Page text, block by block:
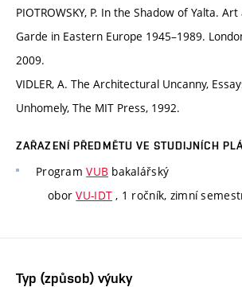
PIOTROWSKY, P. In the Shadow of Yalta.
Garde in Eastern Europe 1945–1989.
2009.
VIDLER, A. The Architectural Uncanny,
Unhomely, The MIT Press, 1992.
ZAŘAZENÍ PŘEDMĚTU VE STUDIJNÍCH
ProgramVUB bakalářský
oborVU-IDT , 1 ročník, zimní
Typ (způsob) výuky